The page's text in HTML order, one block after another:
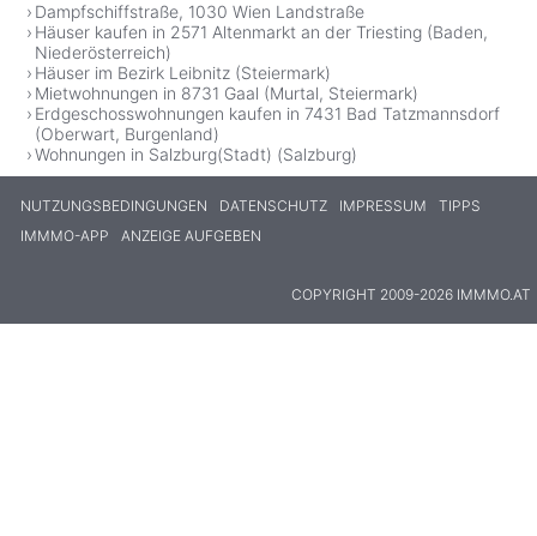
Dampfschiffstraße, 1030 Wien Landstraße
Häuser kaufen in 2571 Altenmarkt an der Triesting (Baden,
Niederösterreich)
Häuser im Bezirk Leibnitz (Steiermark)
Mietwohnungen in 8731 Gaal (Murtal, Steiermark)
Erdgeschosswohnungen kaufen in 7431 Bad Tatzmannsdorf
(Oberwart, Burgenland)
Wohnungen in Salzburg(Stadt) (Salzburg)
NUTZUNGSBEDINGUNGEN DATENSCHUTZ IMPRESSUM
TIPPS
IMMMO-APP
ANZEIGE AUFGEBEN
COPYRIGHT 2009-2026 IMMMO.AT